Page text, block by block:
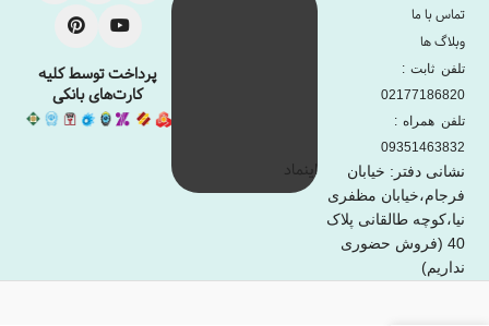
تماس با ما
وبلاگ ها
تلفن ثابت :
02177186820
تلفن همراه :
09351463832
نشانی دفتر: خیابان
فرجام،خیابان مظفری
نیا،کوچه طالقانی پلاک
40 (فروش حضوری
نداریم)
اینماد
پرداخت توسط کلیه
کارت‌های بانکی